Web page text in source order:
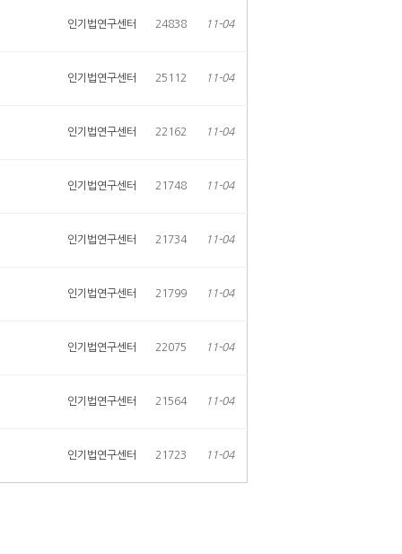
인기법연구센터 24838 11-04
인기법연구센터 25112 11-04
인기법연구센터 22162 11-04
인기법연구센터 21748 11-04
인기법연구센터 21734 11-04
인기법연구센터 21799 11-04
인기법연구센터 22075 11-04
인기법연구센터 21564 11-04
인기법연구센터 21723 11-04